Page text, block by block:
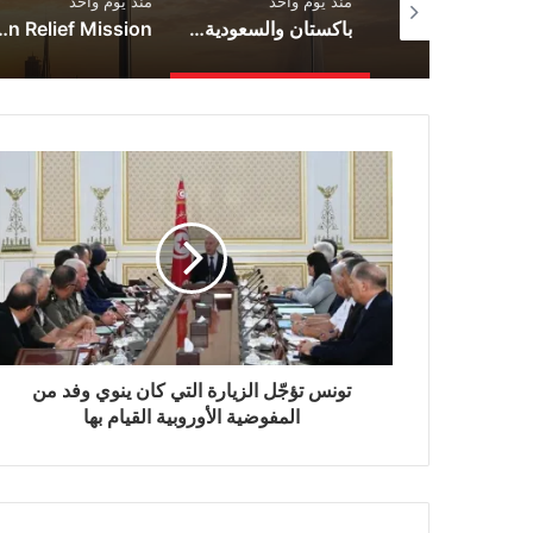
باكستان والسعودية وتركيا تبرم اتفاقية دفاع مشترك Civilian Relief Mission
تونس تؤجّل الزيارة التي كان ينوي وفد من
المفوضية الأوروبية القيام بها